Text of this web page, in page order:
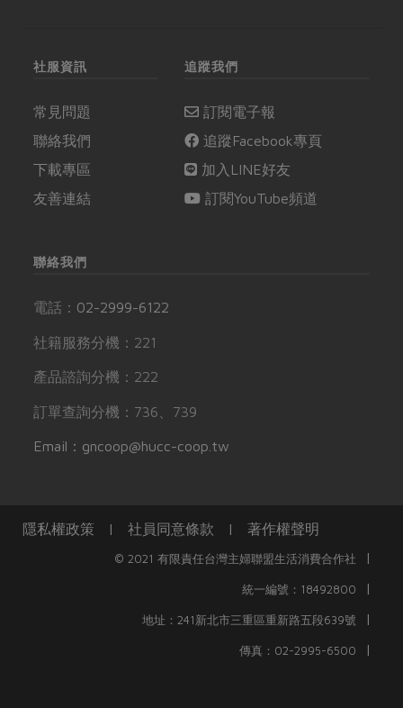
社服資訊
常見問題
聯絡我們
下載專區
友善連結
追蹤我們
訂閱電子報
追蹤Facebook專頁
加入LINE好友
訂閱YouTube頻道
聯絡我們
電話： 02-2999-6122
社籍服務分機：221
產品諮詢分機：222
訂單查詢分機：736、739
Email：gncoop@hucc-coop.tw
隱私權政策 | 社員同意條款 | 著作權聲明
© 2021 有限責任台灣主婦聯盟生活消費合作社 |
統一編號：18492800 |
地址：241新北市三重區重新路五段639號 |
傳真：02-2995-6500 |